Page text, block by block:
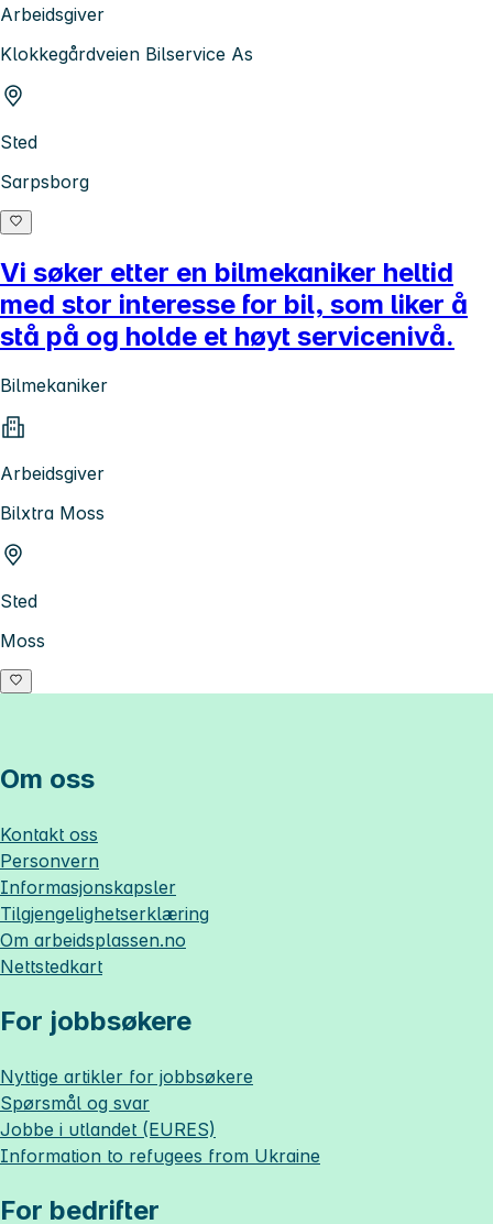
Arbeidsgiver
Klokkegårdveien Bilservice As
Sted
Sarpsborg
Vi søker etter en bilmekaniker heltid
med stor interesse for bil, som liker å
stå på og holde et høyt servicenivå.
Bilmekaniker
Arbeidsgiver
Bilxtra Moss
Sted
Moss
Om oss
Kontakt oss
Personvern
Informasjonskapsler
Tilgjengelighetserklæring
Om arbeidsplassen.no
Nettstedkart
For jobbsøkere
Nyttige artikler for jobbsøkere
Spørsmål og svar
Jobbe i utlandet (EURES)
Information to refugees from Ukraine
For bedrifter